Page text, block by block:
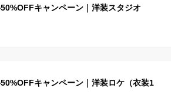
キャンペーン｜洋装スタジオ
キャンペーン｜洋装ロケ（衣装1